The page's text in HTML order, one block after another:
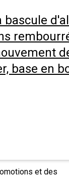
bascule
base en
et des